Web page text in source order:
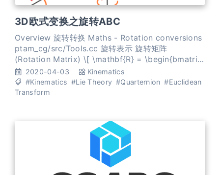
3D欧式变换之旋转ABC
Overview 旋转转换 Maths - Rotation conversions
ptam_cg/src/Tools.cc 旋转表示 旋转矩阵
(Rotation Matrix) \[ \mathbf{R} = \begin{bmatrix}
r_{11} & r_{12} & r_{13} \\ r_{21} & r_{22} & r_{23}
2020-04-03
Kinematics
#Kinematics #Lie Theory #Quarternion #Euclidean
Transform